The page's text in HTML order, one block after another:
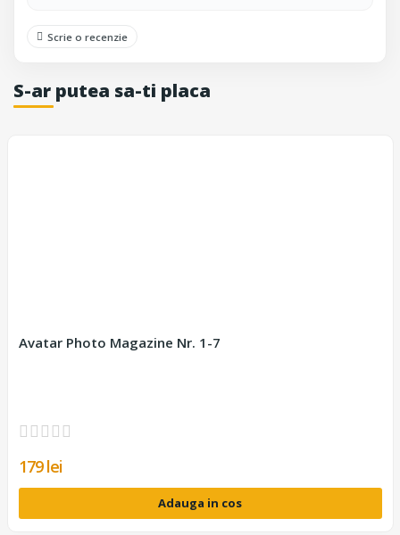
Scrie o recenzie
S-ar putea sa-ti placa
Avatar Photo Magazine Nr. 1-7
179 lei
Adauga in cos